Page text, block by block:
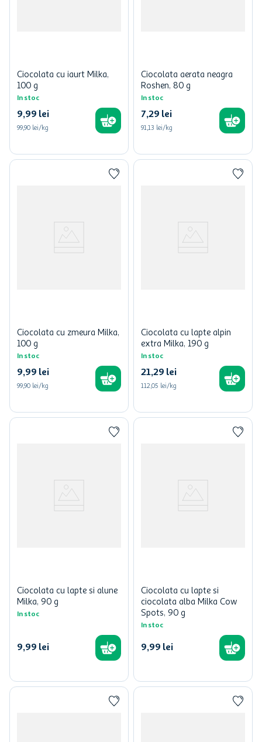
Ciocolata cu iaurt Milka,
100 g
In stoc
9,99 lei
99,90 lei/kg
Ciocolata aerata neagra
Roshen, 80 g
In stoc
7,29 lei
91,13 lei/kg
Ciocolata cu zmeura Milka,
100 g
In stoc
9,99 lei
99,90 lei/kg
Ciocolata cu lapte alpin
extra Milka, 190 g
In stoc
21,29 lei
112,05 lei/kg
Ciocolata cu lapte si alune
Milka, 90 g
In stoc
9,99 lei
Ciocolata cu lapte si
ciocolata alba Milka Cow
Spots, 90 g
In stoc
9,99 lei